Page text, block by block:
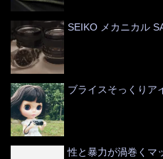
SEIKO メカニカル
ブライスそっくり
性と暴力が渦巻くマ